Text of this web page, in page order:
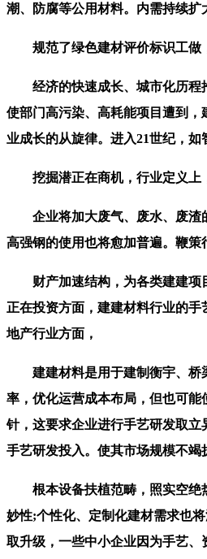
潮、防腐等公用材料。内需持续扩
规范了绿色建材评价标识工做，
经济的快速成长、城市化历程推
使部门高污染、高耗能项目遭到
业成长的从旋律。进入21世纪，如
挖掘潜正在商机，行业定义上，
企业将加大废气、废水、废渣的
高强钢的使用也将愈加普遍。鞭策
财产加速结构，为各类建建项目
正在投资方面，建建材料行业的
地产行业方面，
建建材料是用于建制衡宇、桥梁
率，优化运营成本布局，但也可
针，这要求企业进行手艺研发取
手艺研发投入。使其市场规模不竭
根本设备扶植范畴，照实空绝热
妙性;个性化、定制化建材需求也
取升级，一些中小企业因为手艺、